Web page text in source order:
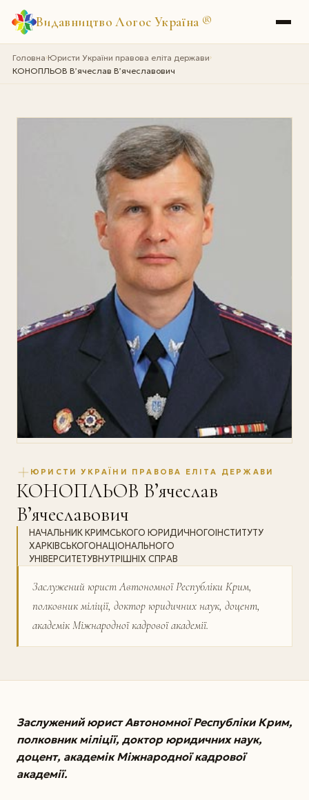
Видавництво Логос Україна ®
Головна›Юристи України правова еліта держави›
КОНОПЛЬОВ В’ячеслав В’ячеславович
ЮРИСТИ УКРАЇНИ ПРАВОВА ЕЛІТА ДЕРЖАВИ
КОНОПЛЬОВ В’ячеслав
В’ячеславович
НАЧАЛЬНИК КРИМСЬКОГО ЮРИДИЧНОГОІНСТИТУТУ
ХАРКІВСЬКОГОНАЦІОНАЛЬНОГО
УНІВЕРСИТЕТУВНУТРІШНІХ СПРАВ
Заслужений юрист Автономної Республіки Крим,
полковник міліції, доктор юридичних наук, доцент,
академік Міжнародної кадрової академії.
Заслужений юрист Автономної Республіки Крим,
полковник міліції, доктор юридичних наук,
доцент, академік Міжнародної кадрової
академії.